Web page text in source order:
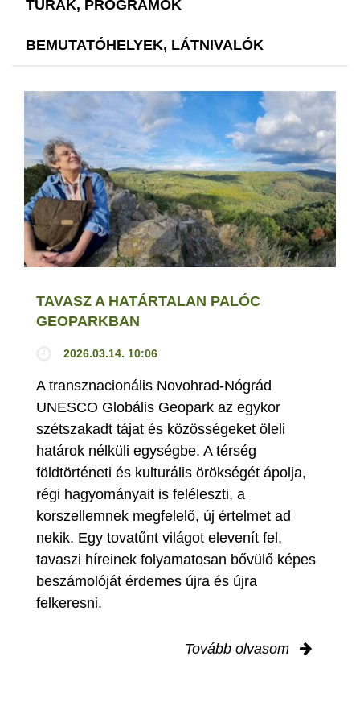
TÚRÁK, PROGRAMOK
BEMUTATÓHELYEK, LÁTNIVALÓK
TAVASZ A HATÁRTALAN PALÓC
GEOPARKBAN
2026.03.14. 10:06
A transznacionális Novohrad-Nógrád
UNESCO Globális Geopark az egykor
szétszakadt tájat és közösségeket öleli
határok nélküli egységbe. A térség
földtörténeti és kulturális örökségét ápolja,
régi hagyományait is feléleszti, a
korszellemnek megfelelő, új értelmet ad
nekik. Egy tovatűnt világot elevenít fel,
tavaszi híreinek folyamatosan bővülő képes
beszámolóját érdemes újra és újra
felkeresni.
Tovább olvasom